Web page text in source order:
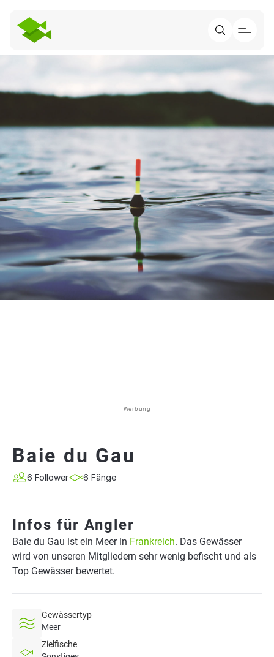
Werbung
Baie du Gau
6 Follower 6 Fänge
Infos für Angler
Baie du Gau ist ein Meer in Frankreich. Das Gewässer
wird von unseren Mitgliedern sehr wenig befischt und als
Top Gewässer bewertet.
Gewässertyp
Meer
Zielfische